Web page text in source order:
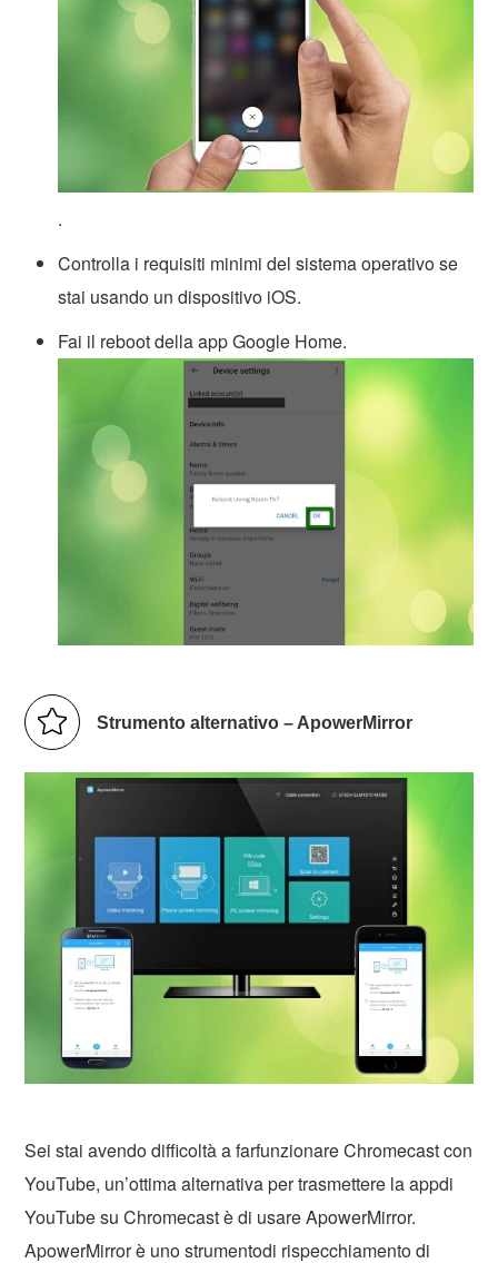
.
Controlla i requisiti minimi del sistema operativo se
stai usando un dispositivo iOS.
Fai il reboot della app Google Home.
Strumento alternativo – ApowerMirror
Sei stai avendo difficoltà a farfunzionare Chromecast con
YouTube, un’ottima alternativa per trasmettere la appdi
YouTube su Chromecast è di usare ApowerMirror.
ApowerMirror è uno strumentodi rispecchiamento di